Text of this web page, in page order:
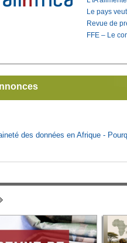
Le pays
Revue de
FFE – Le
des données en Afrique -